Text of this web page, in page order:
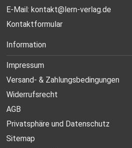
E-Mail:kontakt@lern-verlag.de
Kontaktformular
Information
Impressum
Versand- & Zahlungsbedingungen
Widerrufsrecht
AGB
Privatsphäre und Datenschutz
Sitemap